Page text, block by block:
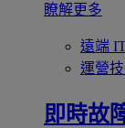
瞭解更多
遠端
運營
即時故